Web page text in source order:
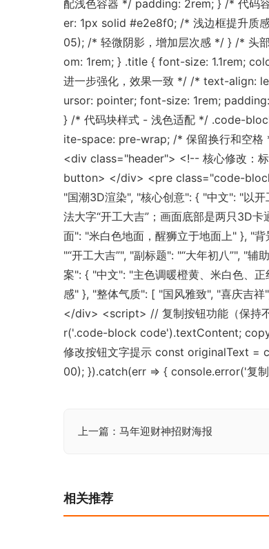
配浅色容器 */ padding: 2rem; } /* 代码
er: 1px solid #e2e8f0; /* 浅边框提升
05); /* 轻微阴影，增加层次感 */ } /* 头
om: 1rem; } .title { font-size: 1.1rem;
进一步强化，效果一致 */ /* text-align:
ursor: pointer; font-size: 1rem;
} /* 代码块样式 - 浅色适配 */ .code-
ite-space: pre-wrap; /* 保留换行和空
<div class="header"> <!-- 核心修改：
button> </div> <pre class="code-
"国潮3D渲染", "核心创意": { "中文": "以
法大字“开工大吉”；画面底部是两只3D
面": "米白色地面，醒狮立于地面上" }, "
"“开工大吉”", "副标题": "“大年初八”", "
案": { "中文": "主色调暖橙黄、米白色、
感" }, "整体气质": [ "国风雅致", "喜庆吉
</div> <script> // 复制按钮功能（保持
r('.code-block code').textContent;
修改按钮文字提示 const originalText
00); }).catch(err => { console.error('复
文
航
上一篇：马年迎财神招财海报
相关推荐